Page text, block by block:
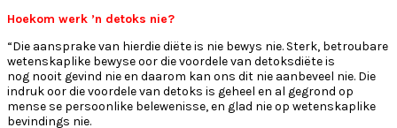
Hoekom werk ’n detoks nie?
“Die aansprake van hierdie diëte is nie bewys nie. Sterk, betroubare
wetenskaplike bewyse oor die voordele van detoksdiëte is
nog nooit gevind nie en daarom kan ons dit nie aanbeveel nie. Die
indruk oor die voordele van detoks is geheel en al gegrond op
mense se persoonlike belewenisse, en glad nie op wetenskaplike
bevindings nie.